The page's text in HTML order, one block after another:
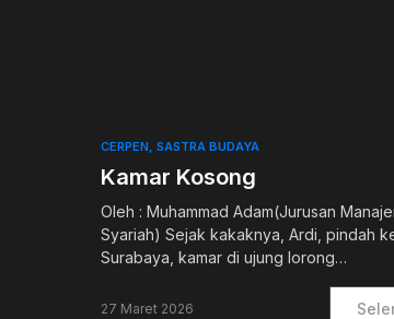
CERPEN SASTRA BUDAYA
Kamar Kosong
Oleh : Muhammad Adam(Jurusan
Syariah) Sejak kakaknya, Ardi, pindah
Surabaya, kamar di ujung lorong…
27 Maret 2026